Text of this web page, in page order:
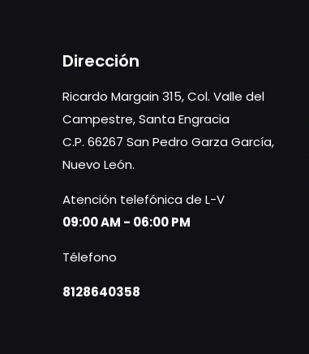
Dirección
Ricardo Margain 315, Col. Valle del
Campestre, Santa Engracia
C.P. 66267 San Pedro Garza García,
Nuevo León.
Atención telefónica de L-V
09:00 AM - 06:00 PM
Télefono
8128640358